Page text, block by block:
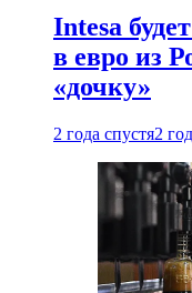
Intesa
в евро из
«дочку»
2 года спустя2